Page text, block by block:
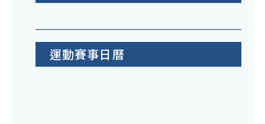
運動賽事日曆